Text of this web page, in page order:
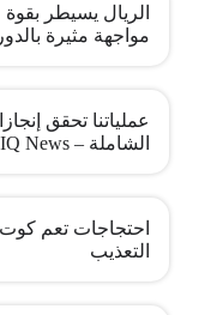
الريال يسيطر
مواجهة مثيرة
عملياتنا تحقق
الشاملة – IQ News
احتجاجات تعم
التعذيب